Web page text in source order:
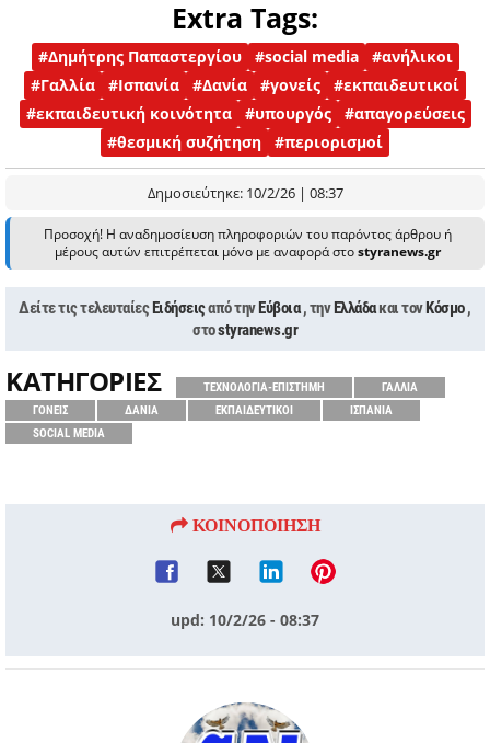
Extra Tags:
#Δημήτρης Παπαστεργίου #social media
#ανήλικοι
#Γαλλία
#Ισπανία #Δανία #γονείς
#εκπαιδευτικοί
#εκπαιδευτική κοινότητα
#υπουργός
#απαγορεύσεις
#θεσμική συζήτηση
#περιορισμοί
Δημοσιεύτηκε: 10/2/26 | 08:37
Προσοχή! Η αναδημοσίευση πληροφοριών του παρόντος άρθρου ή
μέρους αυτών επιτρέπεται μόνο με αναφορά στοstyranews.gr
Δείτε τις τελευταίεςΕιδήσειςαπό τηνΕύβοια , τηνΕλλάδακαι τονΚόσμο,
στοstyranews.gr
ΚΑΤΗΓΟΡΙΕΣ ΤΕΧΝΟΛΟΓΙΑ-ΕΠΙΣΤΗΜΗ
ΓΑΛΛΙΑ
ΓΟΝΕΙΣ
ΔΑΝΙΑ ΕΚΠΑΙΔΕΥΤΙΚΟΙ
ΙΣΠΑΝΙΑ
SOCIAL MEDIA
ΚΟΙΝΟΠΟΙΗΣΗ
upd: 10/2/26 - 08:37